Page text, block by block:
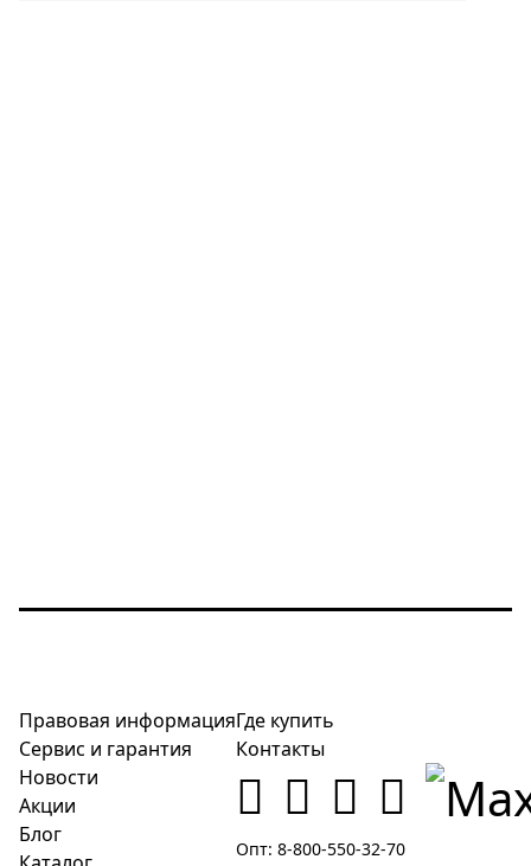
Правовая информация
Сервис и гарантия
Новости
Акции
Блог
Где купить
Контакты
Опт: 8-800-550-32-70